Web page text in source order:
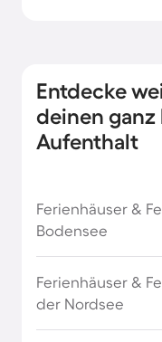
Brasilien
Costa Rica
Entdecke
deinen
Aufenthalt
Ferienhäuser &
Bodensee
Ferienhäuser &
der Nordsee